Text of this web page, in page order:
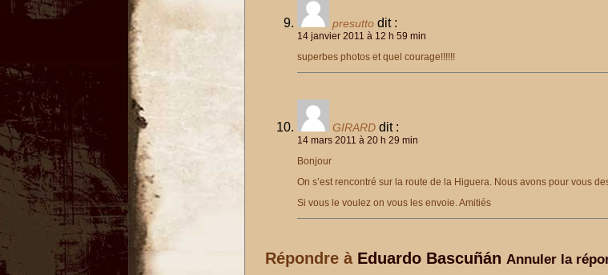
presutto dit :
14 janvier 2011 à 12 h 59 min
superbes photos et quel courage!!!!!!
GIRARD dit :
14 mars 2011 à 20 h 29 min
Bonjour
On s’est rencontré sur la route de la Higuera. Nous avons pour vous
Si vous le voulez on vous les envoie. Amitiés
Répondre à Eduardo Bascuñán Annuler la